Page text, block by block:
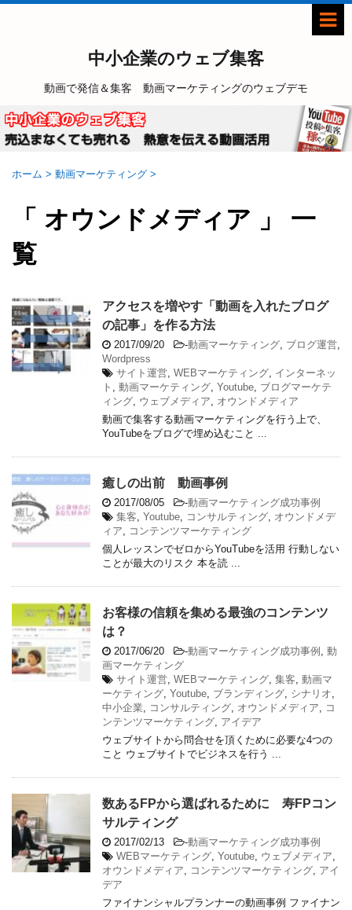
中小企業のウェブ集客
動画で発信＆集客 動画マーケティングのウェブデモ
ホーム > 動画マーケティング >
「 オウンドメディア 」 一
覧
アクセスを増やす「動画を入れたブログ
の記事」を作る方法
2017/09/20 -動画マーケティング, ブログ運営,
Wordpress
サイト運営, WEBマーケティング, インターネッ
ト , 動画マーケティング, Youtube, ブログマーケテ
ィング, ウェブメディア, オウンドメディア
動画で集客する動画マーケティングを行う上で、
YouTubeをブログで埋め込むこと ...
癒しの出前 動画事例
2017/08/05 -動画マーケティング成功事例
集客, Youtube, コンサルティング, オウンドメデ
ィア, コンテンツマーケティング
個人レッスンでゼロからYouTubeを活用 行動しない
ことが最大のリスク 本を読 ...
お客様の信頼を集める最強のコンテンツ
は？
2017/06/20 -動画マーケティング成功事例 , 動
画マーケティング
サイト運営, WEBマーケティング, 集客, 動画マ
ーケティング, Youtube, ブランディング, シナリオ,
中小企業, コンサルティング, オウンドメディア, コ
ンテンツマーケティング, アイデア
ウェブサイトから問合せを頂くために必要な4つの
こと ウェブサイトでビジネスを行う ...
数あるFPから選ばれるために 寿FPコン
サルティング
2017/02/13 -動画マーケティング成功事例
WEBマーケティング, Youtube, ウェブメディア,
オウンドメディア, コンテンツマーケティング, アイ
デア
ファイナンシャルプランナーの動画事例 ファイナン